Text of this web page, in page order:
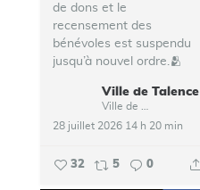
de dons et le
recensement des
bénévoles est suspendu
jusqu’à nouvel ordre.🫂
Ville de Talence
28 juillet 2026 14 h 20 min
32 5 0